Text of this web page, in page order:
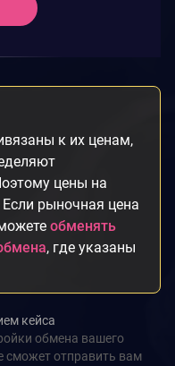
к их ценам,
цены на
рыночная цена
обменять
, где указаны
кейса
обмена вашего
сможет отправить вам